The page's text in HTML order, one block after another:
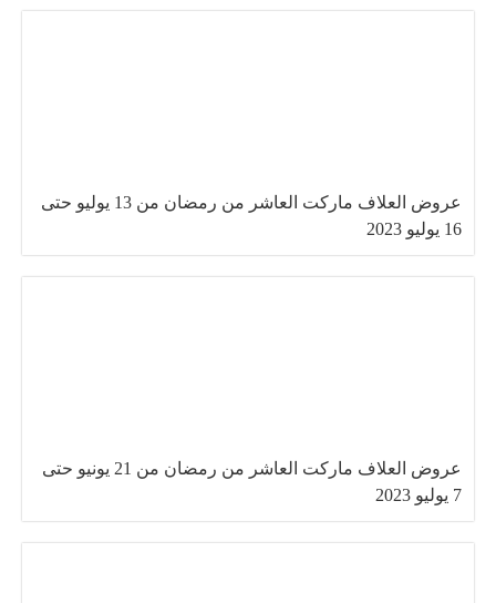
عروض العلاف ماركت العاشر من رمضان من 13 يوليو حتى
16 يوليو 2023
عروض العلاف ماركت العاشر من رمضان من 21 يونيو حتى
7 يوليو 2023